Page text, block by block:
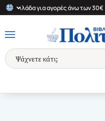
Ελλάδα για αγορές άνω των 30€